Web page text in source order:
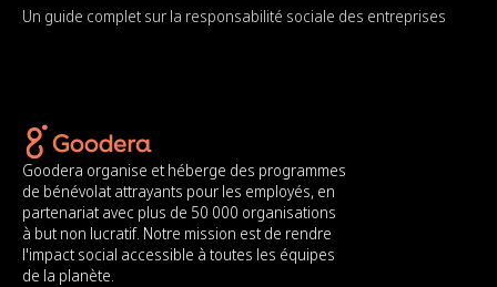
Un guide complet sur la responsabilité sociale des entreprises
Goodera organise et héberge des programmes
de bénévolat attrayants pour les employés, en
partenariat avec plus de 50 000 organisations
à but non lucratif. Notre mission est de rendre
l'impact social accessible à toutes les équipes
de la planète.